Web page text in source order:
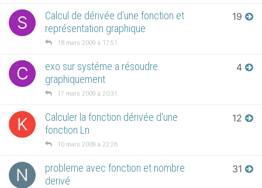
S
Calcul de dérivée d'une fonction et
représentation graphique
18 mars 2009 à 17:51
19
C
exo sur systéme a résoudre
graphiquement
17 mars 2009 à 20:31
4
K
Calculer la fonction dérivée d'une
fonction Ln
10 mars 2009 à 22:26
12
N
probleme avec fonction et nombre
derivé
31